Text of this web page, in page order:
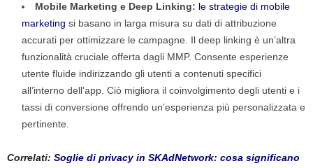
Mobile Marketing e Deep Linking: le strategie di mobile
marketing si basano in larga misura su dati di attribuzione
accurati per ottimizzare le campagne. Il deep linking è un’altra
funzionalità cruciale offerta dagli MMP. Consente esperienze
utente fluide indirizzando gli utenti a contenuti specifici
all’interno dell’app. Ciò migliora il coinvolgimento degli utenti e i
tassi di conversione offrendo un’esperienza più personalizzata e
pertinente.
Correlati: Soglie di privacy in SKAdNetwork: cosa significano